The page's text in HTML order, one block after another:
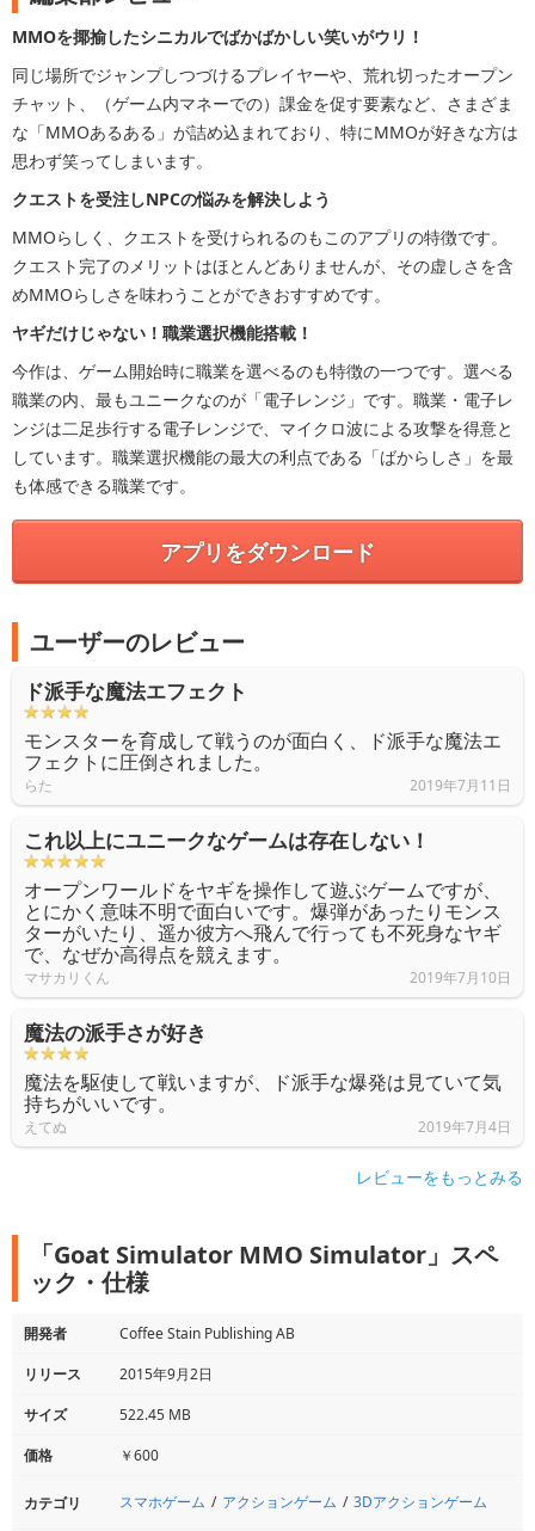
MMOを揶揄したシニカルでばかばかしい笑いがウリ！
同じ場所でジャンプしつづけるプレイヤーや、荒れ切ったオープン
チャット、（ゲーム内マネーでの）課金を促す要素など、さまざま
な「MMOあるある」が詰め込まれており、特にMMOが好きな方は
思わず笑ってしまいます。
クエストを受注しNPCの悩みを解決しよう
MMOらしく、クエストを受けられるのもこのアプリの特徴です。
クエスト完了のメリットはほとんどありませんが、その虚しさを含
めMMOらしさを味わうことができおすすめです。
ヤギだけじゃない！職業選択機能搭載！
今作は、ゲーム開始時に職業を選べるのも特徴の一つです。選べる
職業の内、最もユニークなのが「電子レンジ」です。職業・電子レ
ンジは二足歩行する電子レンジで、マイクロ波による攻撃を得意と
しています。職業選択機能の最大の利点である「ばからしさ」を最
も体感できる職業です。
アプリをダウンロード
ユーザーのレビュー
ド派手な魔法エフェクト
モンスターを育成して戦うのが面白く、ド派手な魔法エ
フェクトに圧倒されました。
らた 2019年7月11日
これ以上にユニークなゲームは存在しない！
オープンワールドをヤギを操作して遊ぶゲームですが、
とにかく意味不明で面白いです。爆弾があったりモンス
ターがいたり、遥か彼方へ飛んで行っても不死身なヤギ
で、なぜか高得点を競えます。
マサカリくん 2019年7月10日
魔法の派手さが好き
魔法を駆使して戦いますが、ド派手な爆発は見ていて気
持ちがいいです。
えてぬ 2019年7月4日
レビューをもっとみる
「Goat Simulator MMO Simulator」スペ
ック・仕様
開発者
Coffee Stain Publishing AB
リリース
2015年9月2日
サイズ
522.45 MB
価格
￥600
カテゴリ スマホゲーム アクションゲーム 3Dアクションゲーム